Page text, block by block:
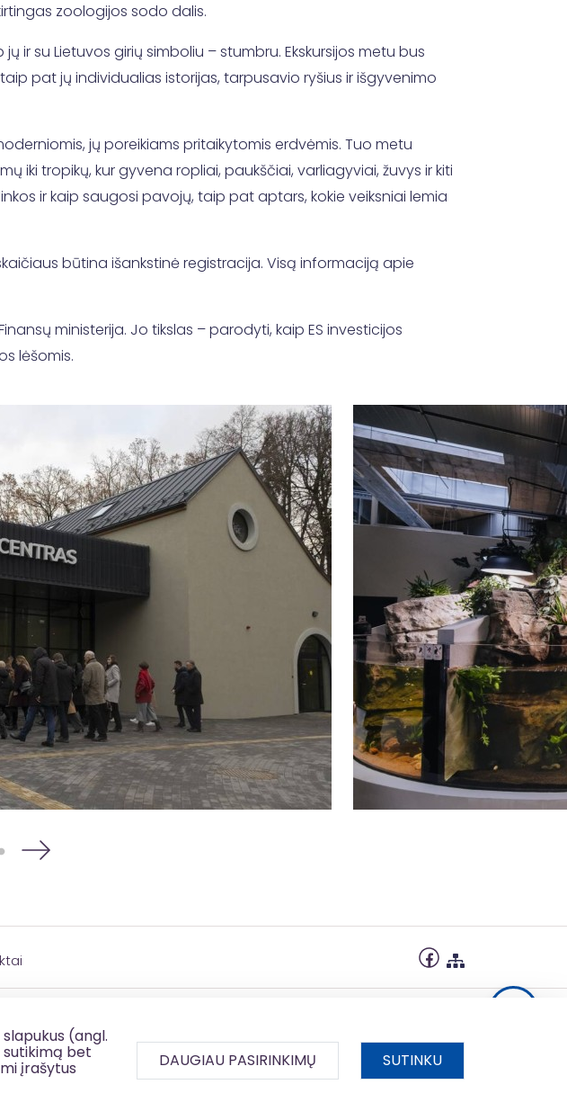
(angl.
sutikimą bet
įrašytus DAUGIAU PASIRINKIMŲ SUTINKU
zoologijos sodo dalis.
ir su Lietuvos girių simboliu – stumbru. Ekskursijos metu bus
pat jų individualias istorijas, tarpusavio ryšius ir išgyvenimo
jų poreikiams pritaikytomis erdvėmis. Tuo metu
tropikų, kur gyvena ropliai, paukščiai, varliagyviai, žuvys ir kiti
ir kaip saugosi pavojų, taip pat aptars, kokie veiksniai lemia
būtina išankstinė registracija. Visą informaciją apie
ministerija. Jo tikslas – parodyti, kaip ES investicijos
lėšomis.